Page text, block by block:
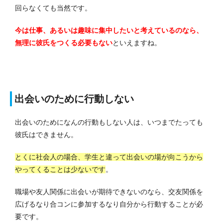
回らなくても当然です。
今は仕事、あるいは趣味に集中したいと考えているのなら、
無理に彼氏をつくる必要もないといえますね。
出会いのために行動しない
出会いのためになんの行動もしない人は、いつまでたっても
彼氏はできません。
とくに社会人の場合、学生と違って出会いの場が向こうから
やってくることは少ないです。
職場や友人関係に出会いが期待できないのなら、交友関係を
広げるなり合コンに参加するなり自分から行動することが必
要です。